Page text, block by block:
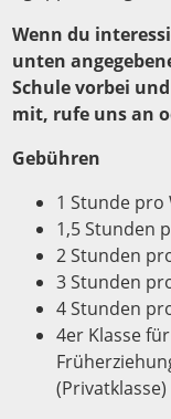
Wenn du
unten
Schule vorbei
mit, rufe uns an
Gebühren
1 Stunde
1,5 Stunden
2 Stunden
3 Stunden
4 Stunden
4er Klasse
(Privatklasse)